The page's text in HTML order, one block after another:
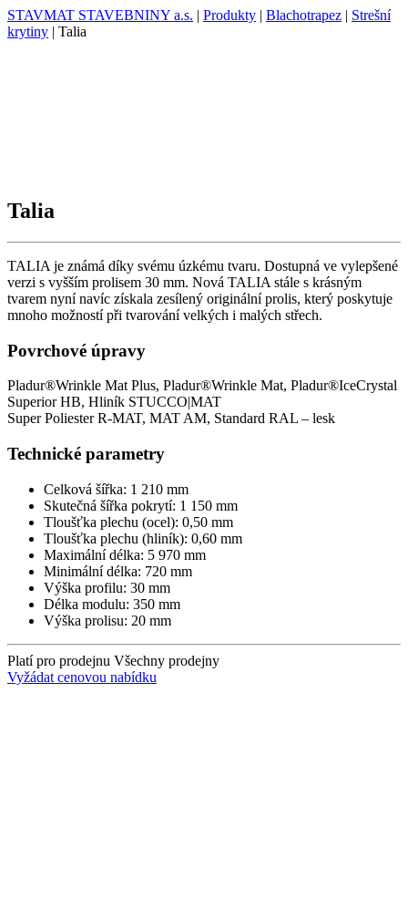
STAVMAT STAVEBNINY a.s. | Produkty | Blachotrapez | Strešní
krytiny | Talia
Talia
TALIA je známá díky svému úzkému tvaru. Dostupná ve vylepšené
verzi s vyšším prolisem 30 mm. Nová TALIA stále s krásným
tvarem nyní navíc získala zesílený originální prolis, který poskytuje
mnoho možností při tvarování velkých i malých střech.
Povrchové úpravy
Pladur®Wrinkle Mat Plus, Pladur®Wrinkle Mat, Pladur®IceCrystal
Superior HB, Hliník STUCCO|MAT
Super Poliester R-MAT, MAT AM, Standard RAL – lesk
Technické parametry
Celková šířka: 1 210 mm
Skutečná šířka pokrytí: 1 150 mm
Tloušťka plechu (ocel): 0,50 mm
Tloušťka plechu (hliník): 0,60 mm
Maximální délka: 5 970 mm
Minimální délka: 720 mm
Výška profilu: 30 mm
Délka modulu: 350 mm
Výška prolisu: 20 mm
Platí pro prodejnu Všechny prodejny
Vyžádat cenovou nabídku